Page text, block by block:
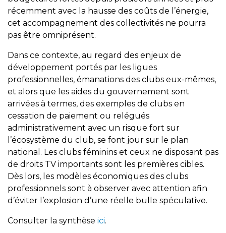
récemment avec la hausse des coûts de l’énergie,
cet accompagnement des collectivités ne pourra
pas être omniprésent.
Dans ce contexte, au regard des enjeux de
développement portés par les ligues
professionnelles, émanations des clubs eux-mêmes,
et alors que les aides du gouvernement sont
arrivées à termes, des exemples de clubs en
cessation de paiement ou relégués
administrativement avec un risque fort sur
l’écosystème du club, se font jour sur le plan
national. Les clubs féminins et ceux ne disposant pas
de droits TV importants sont les premières cibles.
Dès lors, les modèles économiques des clubs
professionnels sont à observer avec attention afin
d’éviter l’explosion d’une réelle bulle spéculative.
Consulter la synthèse ici.